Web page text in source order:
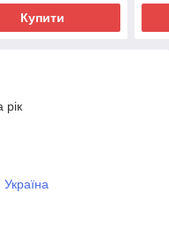
Купити
рік